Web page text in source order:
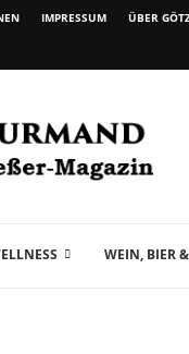
IMPRESSUM ÜBER
WEIN, BIER